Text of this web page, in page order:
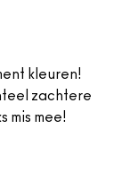
kleuren!
zachtere
mis mee!